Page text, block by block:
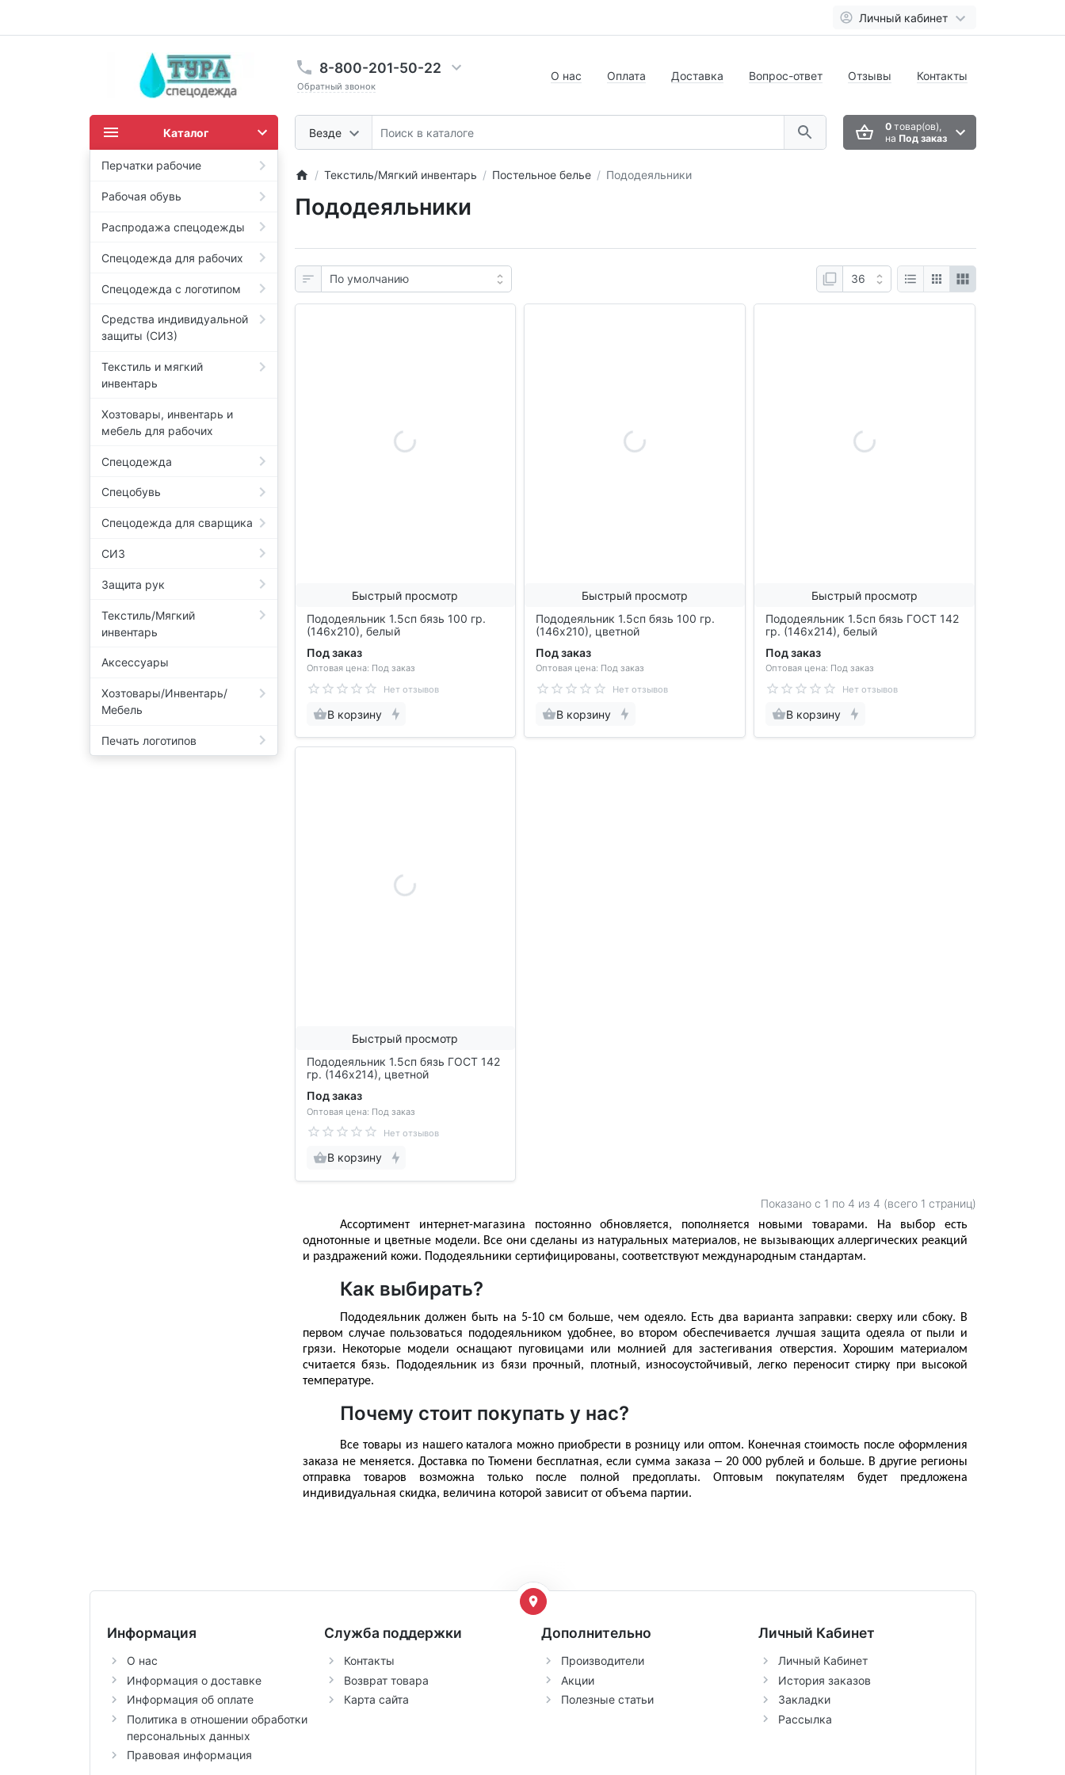
Личный кабинет
8-800-201-50-22
Обратный звонок
Везде
О нас Оплата Доставка Вопрос-ответ Отзывы Контакты
0товар(ов),
на Под заказ
Каталог
Перчатки рабочие
Рабочая обувь
Распродажа спецодежды
Спецодежда для рабочих
Спецодежда с логотипом
Средства индивидуальной
защиты (СИЗ)
Текстиль и мягкий
инвентарь
Хозтовары, инвентарь и
мебель для рабочих
Спецодежда
Спецобувь
Спецодежда для сварщика
СИЗ
Защита рук
Текстиль/Мягкий
инвентарь
Аксессуары
Хозтовары/Инвентарь/
Мебель
Печать логотипов
Текстиль/Мягкий инвентарь Постельное белье Пододеяльники
Пододеяльники
Быстрый просмотр
Пододеяльник 1.5сп бязь 100 гр.
(146х210), белый
Под заказ
Оптовая цена: Под заказ
Нет отзывов
В корзину
Быстрый просмотр
Пододеяльник 1.5сп бязь 100 гр.
(146х210), цветной
Под заказ
Оптовая цена: Под заказ
Нет отзывов
В корзину
Быстрый просмотр
Пододеяльник 1.5сп бязь ГОСТ 142
гр. (146х214), белый
Под заказ
Оптовая цена: Под заказ
Нет отзывов
В корзину
Быстрый просмотр
Пододеяльник 1.5сп бязь ГОСТ 142
гр. (146х214), цветной
Под заказ
Оптовая цена: Под заказ
Нет отзывов
В корзину
Показано с 1 по 4 из 4 (всего 1 страниц)
Ассортимент интернет-магазина постоянно обновляется, пополняется новыми товарами. На выбор есть
однотонные и цветные модели. Все они сделаны из натуральных материалов, не вызывающих аллергических реакций
и раздражений кожи. Пододеяльники сертифицированы, соответствуют международным стандартам.
Как выбирать?
Пододеяльник должен быть на 5-10 см больше, чем одеяло. Есть два варианта заправки: сверху или сбоку. В
первом случае пользоваться пододеяльником удобнее, во втором обеспечивается лучшая защита одеяла от пыли и
грязи. Некоторые модели оснащают пуговицами или молнией для застегивания отверстия. Хорошим материалом
считается бязь. Пододеяльник из бязи прочный, плотный, износоустойчивый, легко переносит стирку при высокой
температуре.
Почему стоит покупать у нас?
Все товары из нашего каталога можно приобрести в розницу или оптом. Конечная стоимость после оформления
заказа не меняется. Доставка по Тюмени бесплатная, если сумма заказа – 20 000 рублей и больше. В другие регионы
отправка товаров возможна только после полной предоплаты. Оптовым покупателям будет предложена
индивидуальная скидка, величина которой зависит от объема партии.
Информация
О нас
Информация о доставке
Информация об оплате
Политика в отношении обработки
персональных данных
Правовая информация
Служба поддержки
Контакты
Возврат товара
Карта сайта
Дополнительно
Производители
Акции
Полезные статьи
Личный Кабинет
Личный Кабинет
История заказов
Закладки
Рассылка